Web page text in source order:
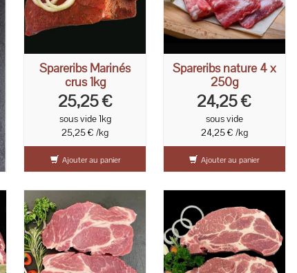
Spareribs Marinés
crus 1kg
25,25 €
sous vide 1kg
25,25 € /kg
Ajouter au panier
Spareribs nature 4 x
250g
24,25 €
sous vide
24,25 € /kg
Ajouter au panier